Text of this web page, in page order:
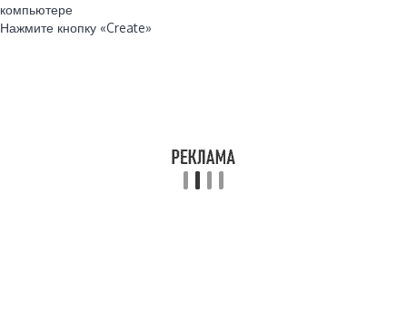
компьютере
Нажмите кнопку «Create»